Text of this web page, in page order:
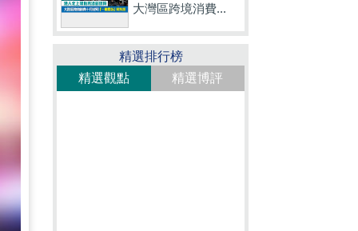
大灣區跨境消費...
精選排行榜
精選觀點
精選博評